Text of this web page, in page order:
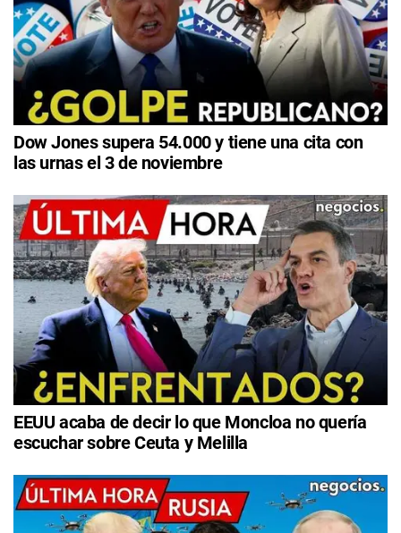
Dow Jones supera 54.000 y tiene una cita con
las urnas el 3 de noviembre
EEUU acaba de decir lo que Moncloa no quería
escuchar sobre Ceuta y Melilla